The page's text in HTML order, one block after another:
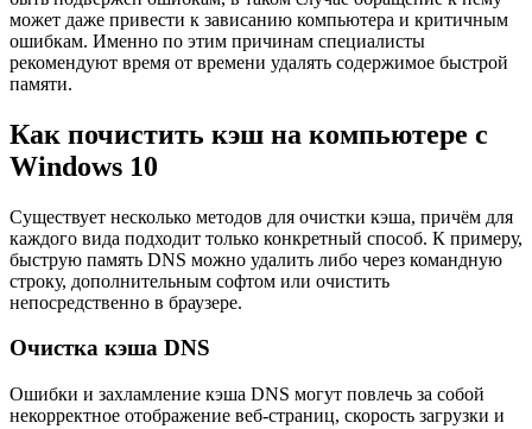
может даже привести к зависанию компьютера и критичным
ошибкам. Именно по этим причинам специалисты
рекомендуют время от времени удалять содержимое быстрой
памяти.
Как почистить кэш на компьютере с
Windows 10
Существует несколько методов для очистки кэша, причём для
каждого вида подходит только конкретный способ. К примеру,
быструю память DNS можно удалить либо через командную
строку, дополнительным софтом или очистить
непосредственно в браузере.
Очистка кэша DNS
Ошибки и захламление кэша DNS могут повлечь за собой
некорректное отображение веб-страниц, скорость загрузки и